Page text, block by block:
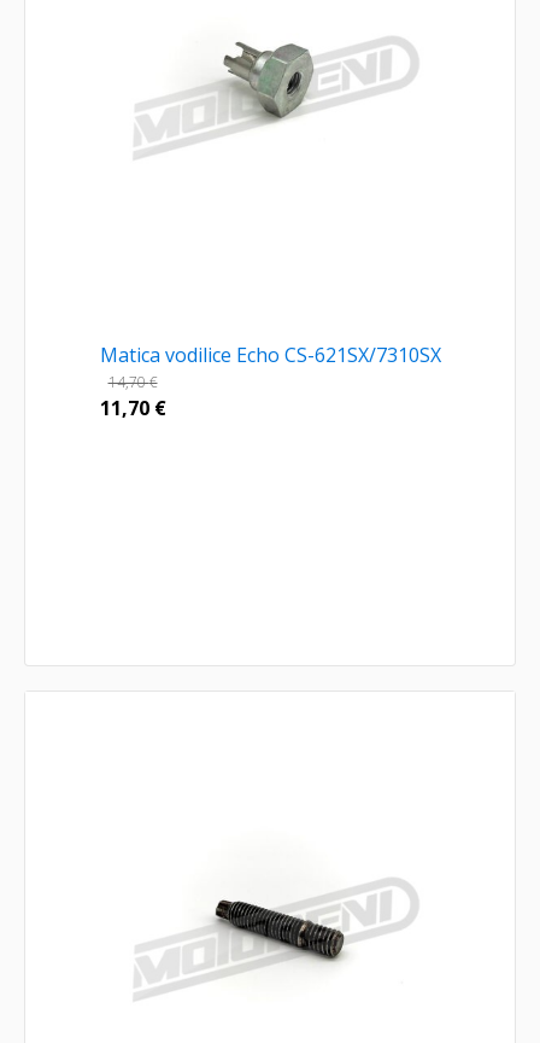
Matica vodilice Echo CS-621SX/7310SX
14,70€
11,70 €